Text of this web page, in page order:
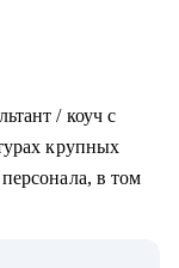
/ коуч с
крупных
в том